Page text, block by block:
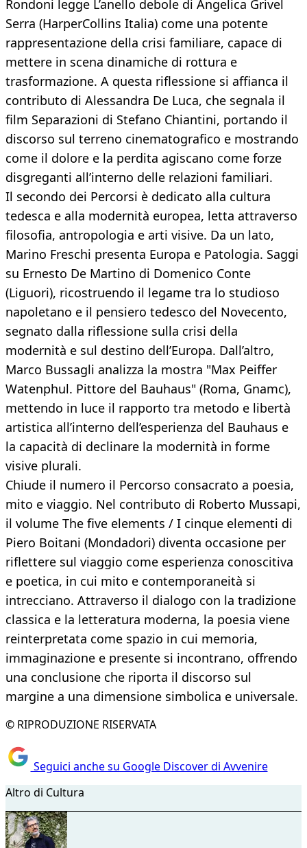
Rondoni legge L’anello debole di Angelica Grivel
Serra (HarperCollins Italia) come una potente
rappresentazione della crisi familiare, capace di
mettere in scena dinamiche di rottura e
trasformazione. A questa riflessione si affianca il
contributo di Alessandra De Luca, che segnala il
film Separazioni di Stefano Chiantini, portando il
discorso sul terreno cinematografico e mostrando
come il dolore e la perdita agiscano come forze
disgreganti all’interno delle relazioni familiari.
Il secondo dei Percorsi è dedicato alla cultura
tedesca e alla modernità europea, letta attraverso
filosofia, antropologia e arti visive. Da un lato,
Marino Freschi presenta Europa e Patologia. Saggi
su Ernesto De Martino di Domenico Conte
(Liguori), ricostruendo il legame tra lo studioso
napoletano e il pensiero tedesco del Novecento,
segnato dalla riflessione sulla crisi della
modernità e sul destino dell’Europa. Dall’altro,
Marco Bussagli analizza la mostra "Max Peiffer
Watenphul. Pittore del Bauhaus" (Roma, Gnamc),
mettendo in luce il rapporto tra metodo e libertà
artistica all’interno dell’esperienza del Bauhaus e
la capacità di declinare la modernità in forme
visive plurali.
Chiude il numero il Percorso consacrato a poesia,
mito e viaggio. Nel contributo di Roberto Mussapi,
il volume The five elements / I cinque elementi di
Piero Boitani (Mondadori) diventa occasione per
riflettere sul viaggio come esperienza conoscitiva
e poetica, in cui mito e contemporaneità si
intrecciano. Attraverso il dialogo con la tradizione
classica e la letteratura moderna, la poesia viene
reinterpretata come spazio in cui memoria,
immaginazione e presente si incontrano, offrendo
una conclusione che riporta il discorso sul
margine a una dimensione simbolica e universale.
© RIPRODUZIONE RISERVATA
Seguici anche su Google Discover di Avvenire
Altro di Cultura